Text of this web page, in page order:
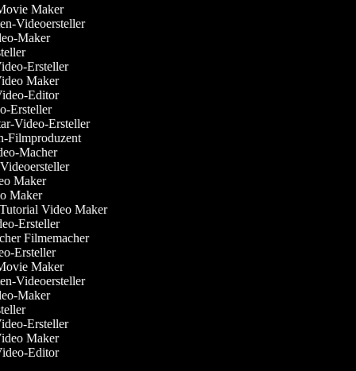
Maker
Videoersteller
Maker
Ersteller
Maker
Editor
Ersteller
Video-Ersteller
Filmproduzent
Macher
Maker
Maker
Video Maker
Ersteller
Filmemacher
Ersteller
Maker
Videoersteller
Maker
Ersteller
Maker
Editor